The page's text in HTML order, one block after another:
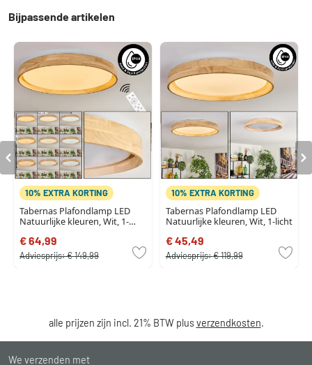
Bijpassende artikelen
10% EXTRA KORTING
Tabernas Plafondlamp LED
Natuurlijke kleuren, Wit, 1-
€ 64,99
Adviesprijs:€ 149,99
10% EXTRA KORTING
Tabernas Plafondlamp LED
Natuurlijke kleuren, Wit, 1-licht
€ 45,49
Adviesprijs:€ 119,99
alle prijzen zijn incl. 21% BTW plusverzendkosten.
We verzenden met